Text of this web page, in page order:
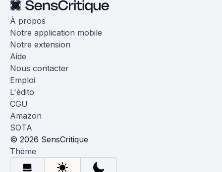
À propos
Notre application mobile
Notre extension
Aide
Nous contacter
Emploi
L'édito
CGU
Amazon
SOTA
© 2026 SensCritique
Thème